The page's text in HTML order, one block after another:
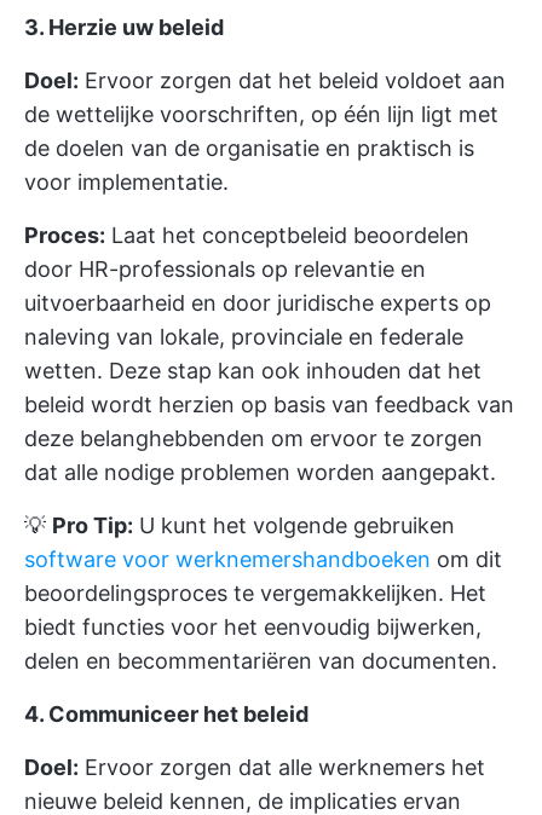
3. Herzie uw beleid
Doel: Ervoor zorgen dat het beleid voldoet aan
de wettelijke voorschriften, op één lijn ligt met
de doelen van de organisatie en praktisch is
voor implementatie.
Proces: Laat het conceptbeleid beoordelen
door HR-professionals op relevantie en
uitvoerbaarheid en door juridische experts op
naleving van lokale, provinciale en federale
wetten. Deze stap kan ook inhouden dat het
beleid wordt herzien op basis van feedback van
deze belanghebbenden om ervoor te zorgen
dat alle nodige problemen worden aangepakt.
💡 Pro Tip: U kunt het volgende gebruiken
software voor werknemershandboeken om dit
beoordelingsproces te vergemakkelijken. Het
biedt functies voor het eenvoudig bijwerken,
delen en becommentariëren van documenten.
4. Communiceer het beleid
Doel: Ervoor zorgen dat alle werknemers het
nieuwe beleid kennen, de implicaties ervan